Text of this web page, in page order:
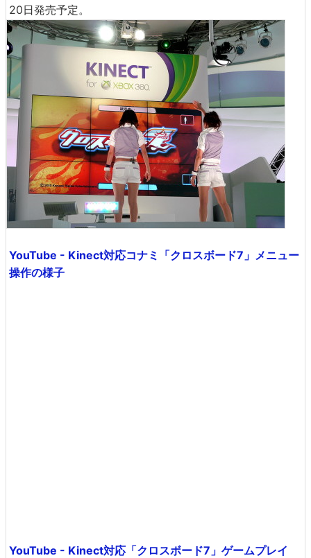
20日発売予定。
YouTube - Kinect対応コナミ「クロスボード7」メニュー
操作の様子
YouTube - Kinect対応「クロスボード7」ゲームプレイ